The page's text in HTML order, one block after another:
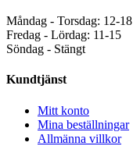
Måndag - Torsdag: 12-18
Fredag - Lördag: 11-15
Söndag - Stängt
Kundtjänst
Mitt konto
Mina beställningar
Allmänna villkor